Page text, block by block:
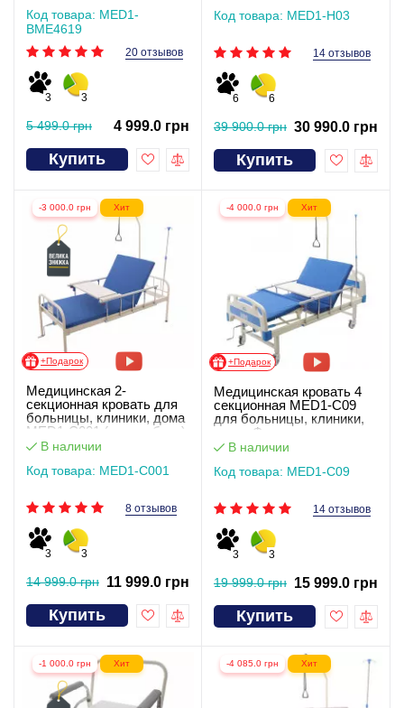
Код товара: MED1-
BME4619
20 отзывов
3 3
5 499.0 грн 4 999.0 грн
Купить
Код товара: MED1-H03
14 отзывов
6 6
39 900.0 грн 30 990.0 грн
Купить
-3 000.0 грн Хит
+Подарок
Медицинская 2-
секционная кровать для
больницы, клиники, дома
MED1-C001 (видеообзор)
В наличии
Код товара: MED1-C001
8 отзывов
3 3
14 999.0 грн 11 999.0 грн
Купить
-4 000.0 грн Хит
+Подарок
Медицинская кровать 4
секционная MED1-C09
для больницы, клиники,
дома. Функциональная
кровать для инвалидов
В наличии
Код товара: MED1-C09
14 отзывов
3 3
19 999.0 грн 15 999.0 грн
Купить
-1 000.0 грн Хит -4 085.0 грн Хит